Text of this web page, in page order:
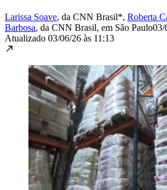
Larissa Soave, da CNN Brasil*, Roberta
Barbosa, da CNN Brasil, em São Paulo03/
Atualizado 03/06/26 às 11:13